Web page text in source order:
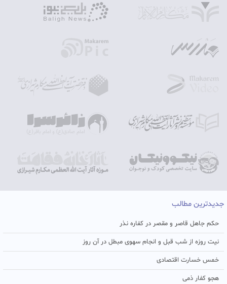
جدیدترین مطالب
حکم جاهل قاصر و مقصر در کفاره نذر
نیت روزه از شب قبل و انجام سهوی مبطل در آن روز
خمس خسارت اقتصادی
هجو کفار ذمی